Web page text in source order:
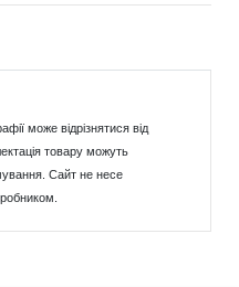
може відрізнятися від
товару можуть
Сайт не несе